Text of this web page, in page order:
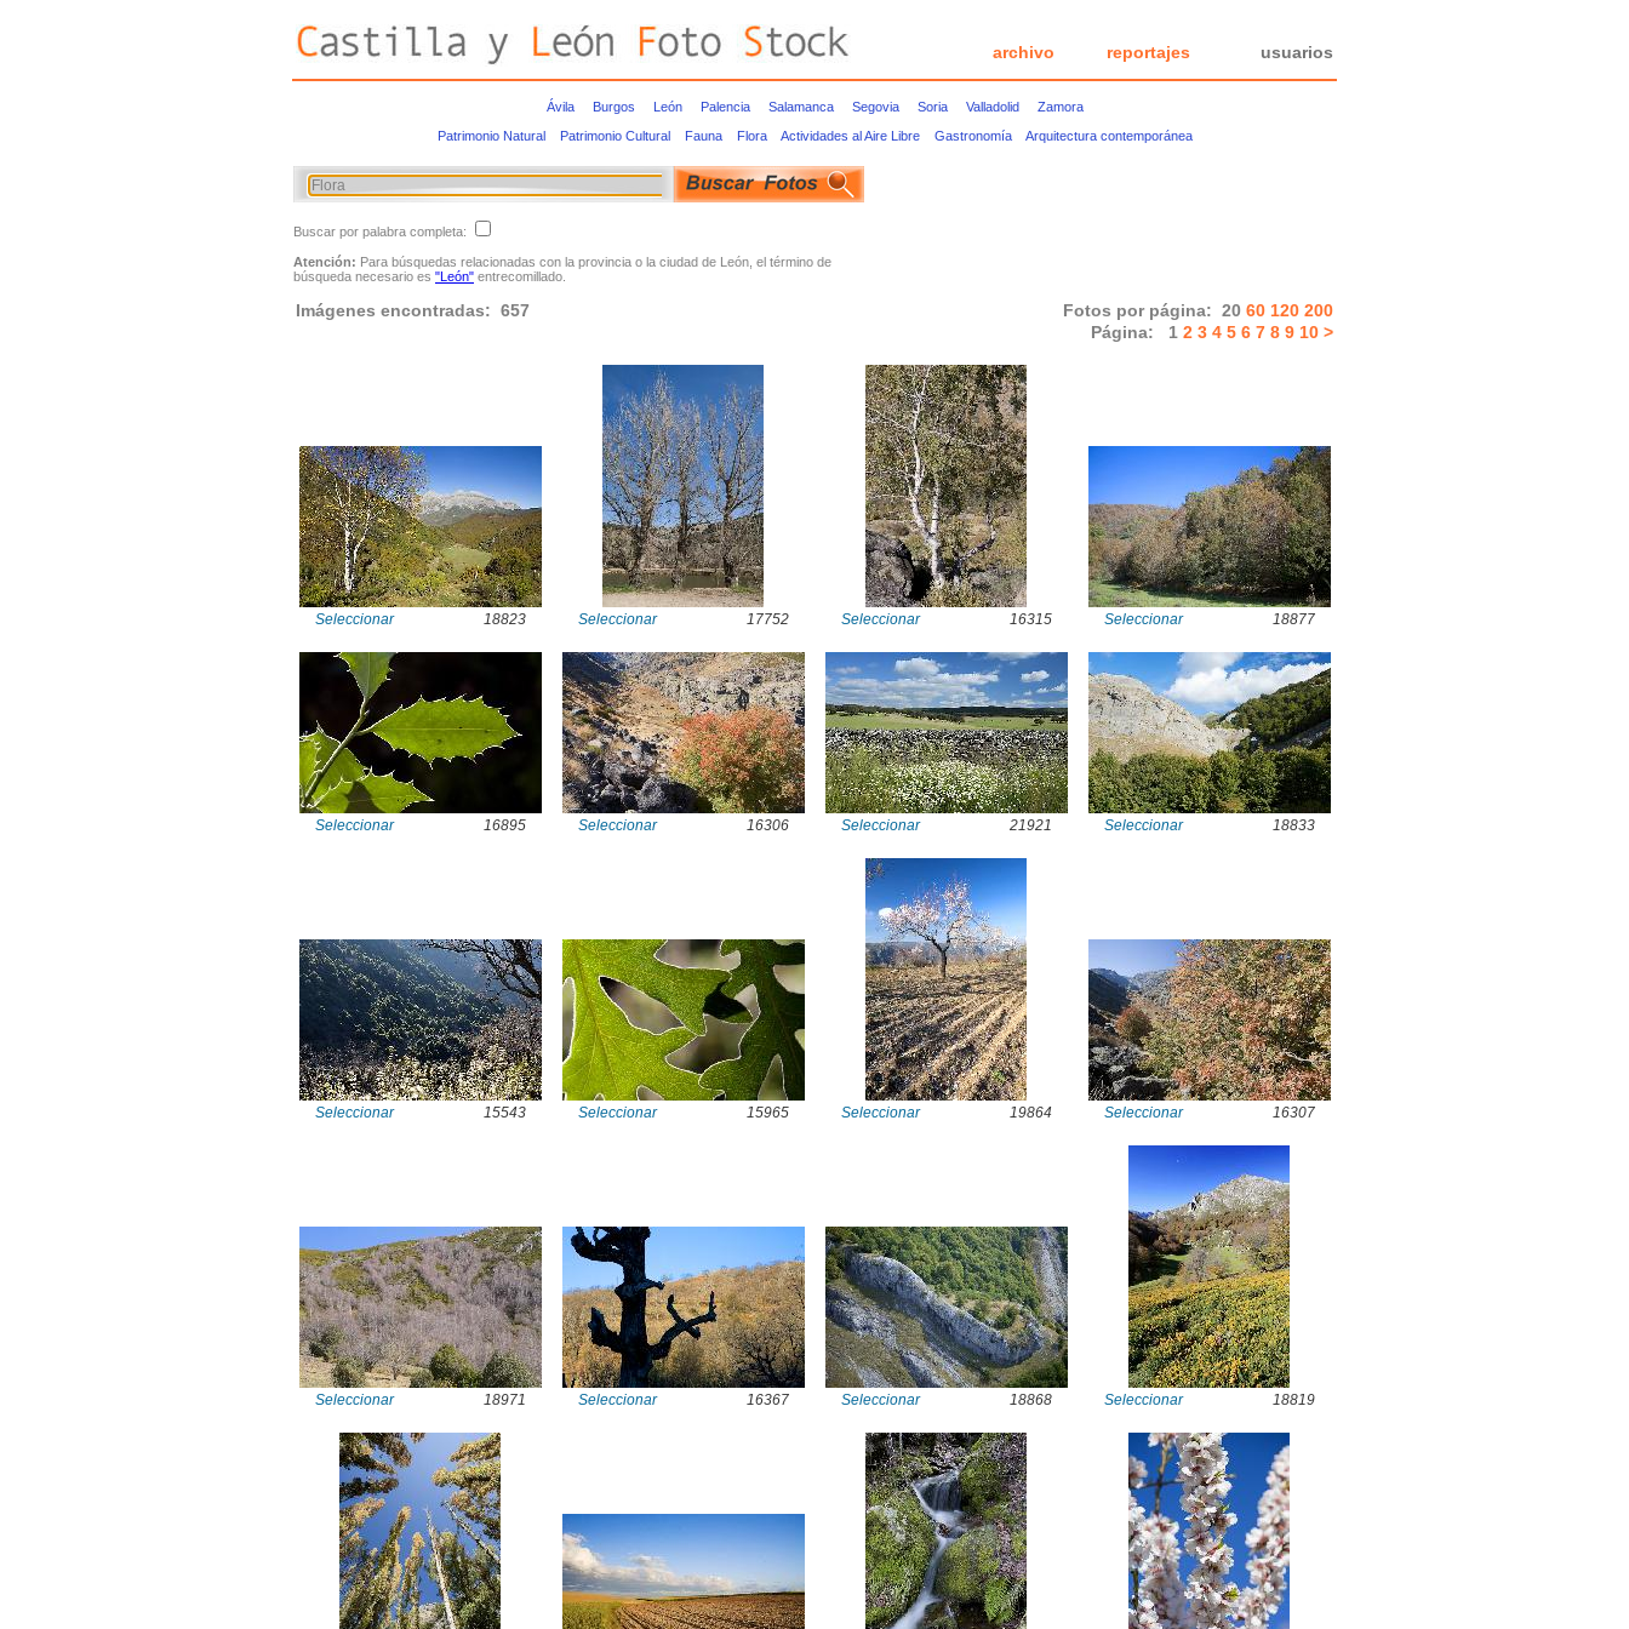
archivo reportajes usuarios
Ávila Burgos León Palencia Salamanca Segovia Soria Valladolid
Zamora
Patrimonio Natural
Patrimonio Cultural Fauna Flora Actividades al Aire Libre Gastronomía Arquitectura contemporánea
Buscar por palabra completa:
Atención: Para búsquedas relacionadas con la provincia o la ciudad de León, el término de
búsqueda necesario es "León" entrecomillado.
Imágenes encontradas: 657 Fotos por página: 20 60 120 200
Página:
1 2 3 4 5 6 7 8 9 10 >
Seleccionar 18823 Seleccionar 17752 Seleccionar 16315 Seleccionar 18877
Seleccionar 16895 Seleccionar 16306 Seleccionar 21921 Seleccionar 18833
Seleccionar 15543 Seleccionar 15965 Seleccionar 19864 Seleccionar 16307
Seleccionar 18971 Seleccionar 16367 Seleccionar 18868 Seleccionar 18819